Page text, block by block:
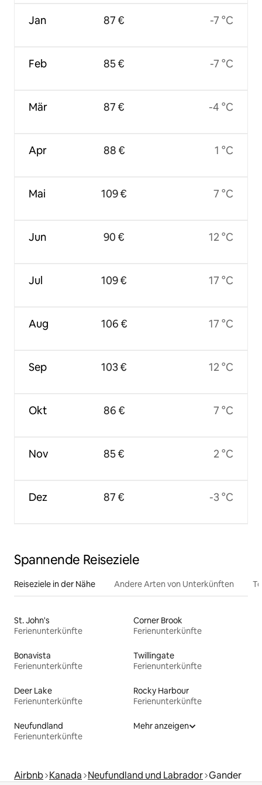
Jan
Feb
Mär
Apr
Mai
Jun
Jul
Aug
Sep
Okt
Nov
Dez
87 €
85 €
87 €
88 €
109 €
90 €
109 €
106 €
103 €
86 €
85 €
87 €
-7 °C
-7 °C
-4 °C
1 °C
7 °C
12 °C
17 °C
17 °C
12 °C
7 °C
2 °C
-3 °C
Spannende Reiseziele
Reiseziele in der Nähe Andere Arten von Unterkünften
St. John's
Ferienunterkünfte
Corner Brook
Ferienunterkünfte
Bonavista
Ferienunterkünfte
Twillingate
Ferienunterkünfte
Deer Lake
Ferienunterkünfte
Rocky Harbour
Ferienunterkünfte
Neufundland
Ferienunterkünfte
Mehr anzeigen
Airbnb Kanada Neufundland und Labrador Gander